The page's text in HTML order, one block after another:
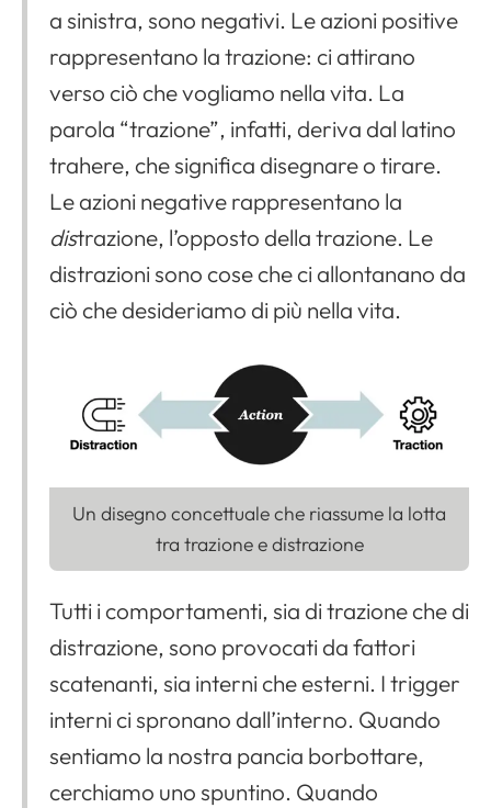
a sinistra, sono negativi. Le azioni positive
rappresentano la trazione: ci attirano
verso ciò che vogliamo nella vita. La
parola “trazione”, infatti, deriva dal latino
trahere, che significa disegnare o tirare.
Le azioni negative rappresentano la
distrazione, l’opposto della trazione. Le
distrazioni sono cose che ci allontanano da
ciò che desideriamo di più nella vita.
Un disegno concettuale che riassume la lotta
tra trazione e distrazione
Tutti i comportamenti, sia di trazione che di
distrazione, sono provocati da fattori
scatenanti, sia interni che esterni. I trigger
interni ci spronano dall’interno. Quando
sentiamo la nostra pancia borbottare,
cerchiamo uno spuntino. Quando